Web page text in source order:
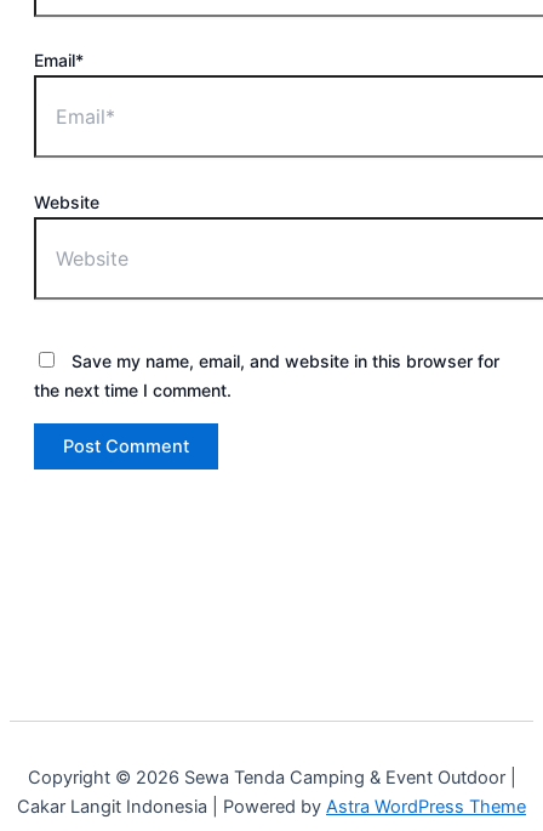
Email*
Website
Save my name, email, and website in this browser for
the next time I comment.
Copyright © 2026 Sewa Tenda Camping & Event Outdoor |
Cakar Langit Indonesia | Powered by Astra WordPress Theme